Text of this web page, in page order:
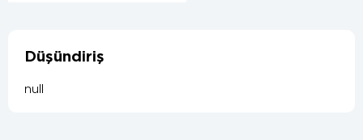
Düşündiriş
null